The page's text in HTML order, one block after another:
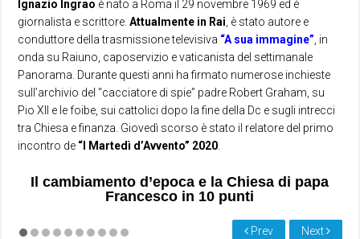
Ignazio Ingrao è nato a Roma il 29 novembre 1969 ed è
giornalista e scrittore.Attualmente in Rai , è stato autore e
conduttore della trasmissione televisiva “A sua immagine” , in
onda su Raiuno, caposervizio e vaticanista del settimanale
Panorama. Durante questi anni ha firmato numerose inchieste
sull’archivio del “cacciatore di spie” padre Robert Graham, su
Pio XII e le foibe, sui cattolici dopo la fine della Dc e sugli intrecci
tra Chiesa e finanza. Giovedì scorso è stato il relatore del primo
incontro de “I Martedì d’Avvento” 2020
Il cambiamento d’epoca e la Chiesa di papa
Francesco in 10 punti
Next
Prev